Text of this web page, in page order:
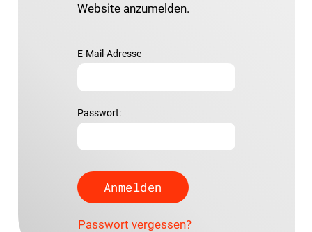
Website anzumelden.
E-Mail-Adresse
Passwort:
Passwort vergessen?